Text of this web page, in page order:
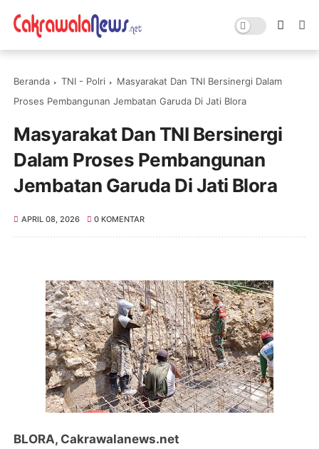
Beranda TNI - Polri
Masyarakat Dan TNI Bersinergi Dalam
Proses Pembangunan Jembatan Garuda Di Jati Blora
Masyarakat Dan TNI Bersinergi
Dalam Proses Pembangunan
Jembatan Garuda Di Jati Blora
APRIL 08, 2026 0 KOMENTAR
BLORA, Cakrawalanews.net